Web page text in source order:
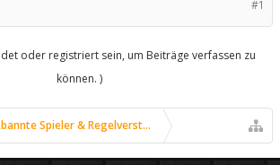
#1
oder registriert sein, um Beiträge verfassen zu
können. )
Spieler & Regelverstöße